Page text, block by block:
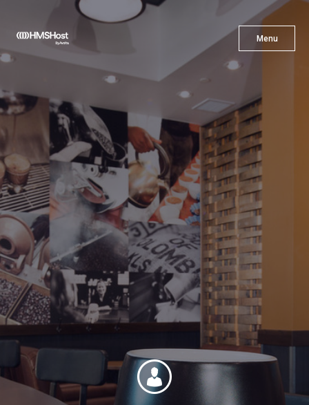
Menu
X
Gastronomía
Innovación
Asóciate con Nosotros
Carreras
Fundación